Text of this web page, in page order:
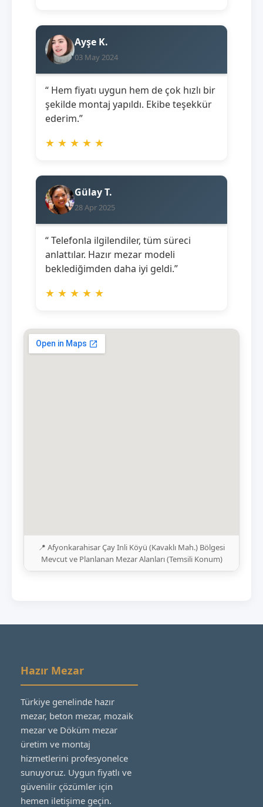
Ayşe K.
03 May 2024
“ Hem fiyatı uygun hem de çok hızlı bir
şekilde montaj yapıldı. Ekibe teşekkür
ederim.”
★ ★ ★ ★ ★
Gülay T.
28 Apr 2025
“ Telefonla ilgilendiler, tüm süreci
anlattılar. Hazır mezar modeli
beklediğimden daha iyi geldi.”
★ ★ ★ ★ ★
📍 Afyonkarahisar Çay Inli Köyü (Kavaklı Mah.) Bölgesi
Mevcut ve Planlanan Mezar Alanları (Temsili Konum)
Hazır Mezar
Türkiye genelinde hazır
mezar, beton mezar, mozaik
mezar ve Döküm mezar
üretim ve montaj
hizmetlerini profesyonelce
sunuyoruz. Uygun fiyatlı ve
güvenilir çözümler için
hemen iletişime geçin.